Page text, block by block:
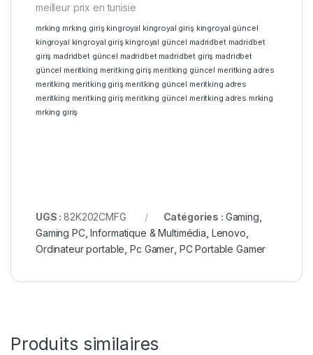
meilleur prix en tunisie
mrking mrking giriş kingroyal kingroyal giriş kingroyal güncel
kingroyal kingroyal giriş kingroyal güncel madridbet madridbet
giriş madridbet güncel madridbet madridbet giriş madridbet
güncel meritking meritking giriş meritking güncel meritking adres
meritking meritking giriş meritking güncel meritking adres
meritking meritking giriş meritking güncel meritking adres mrking
mrking giriş
UGS :82K202CMFG Catégories : Gaming
Gaming PC,Informatique & Multimédia Lenovo
Ordinateur portable ,Pc Gamer, PC Portable Gamer
Produits similaires